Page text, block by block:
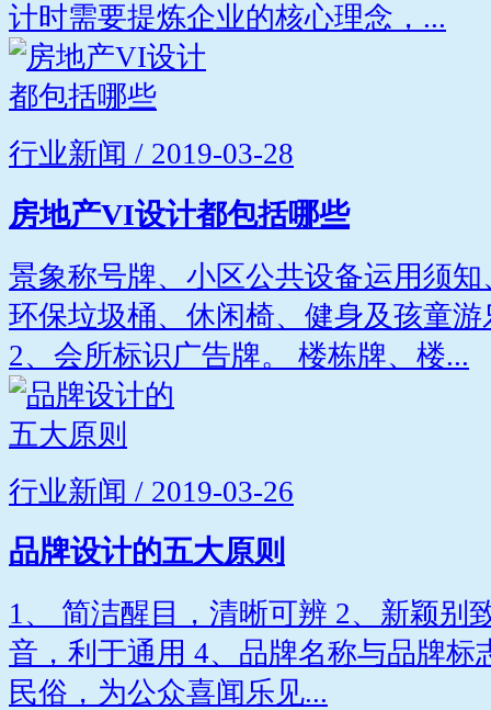
计时需要提炼企业的核心理念，...
行业新闻 / 2019-03-28
房地产VI设计都包括哪些
景象称号牌、小区公共设备运用须
环保垃圾桶、休闲椅、健身及孩童
2、会所标识广告牌。 楼栋牌、楼...
行业新闻 / 2019-03-26
品牌设计的五大原则
1、 简洁醒目，清晰可辨 2、新颖别
音，利于通用 4、品牌名称与品牌标
民俗，为公众喜闻乐见...